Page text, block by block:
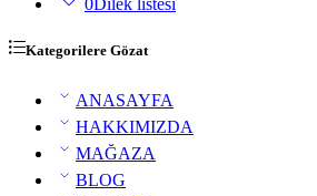
0Dilek listesi
Kategorilere Gözat
ANASAYFA
HAKKIMIZDA
MAĞAZA
BLOG